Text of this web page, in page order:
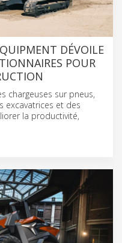
DÉVOILE
POUR
chargeuses sur pneus,
excavatrices et des
la productivité,